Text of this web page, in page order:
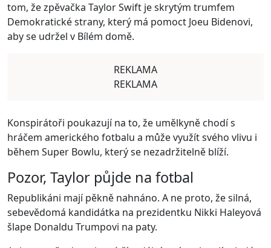
tom, že zpěvačka Taylor Swift je skrytým trumfem
Demokratické strany, který má pomoct Joeu Bidenovi,
aby se udržel v Bílém domě.
REKLAMA
REKLAMA
Konspirátoři poukazují na to, že umělkyně chodí s
hráčem amerického fotbalu a může využít svého vlivu i
během Super Bowlu, který se nezadržitelně blíží.
Pozor, Taylor půjde na fotbal
Republikáni mají pěkně nahnáno. A ne proto, že silná,
sebevědomá kandidátka na prezidentku Nikki Haleyová
šlape Donaldu Trumpovi na paty.